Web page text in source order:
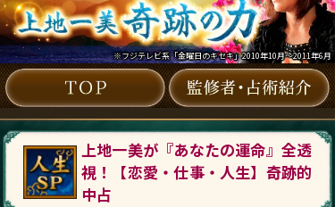
※フジテレビ系「金曜日のキセキ」2010年10月～2011年6月
上地一美が『あなたの運命』全透
視！【恋愛・仕事・人生】奇跡的
中占